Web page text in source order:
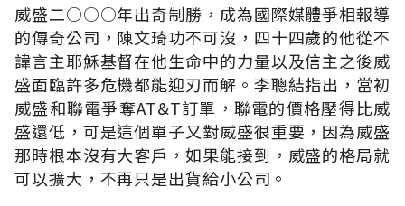
威盛二○○○年出奇制勝，成為國際媒體爭相報導
的傳奇公司，陳文琦功不可沒，四十四歲的他從不
諱言主耶穌基督在他生命中的力量以及信主之後威
盛面臨許多危機都能迎刃而解。李聰結指出，當初
威盛和聯電爭奪AT&T訂單，聯電的價格壓得比威
盛還低，可是這個單子又對威盛很重要，因為威盛
那時根本沒有大客戶，如果能接到，威盛的格局就
可以擴大，不再只是出貨給小公司。